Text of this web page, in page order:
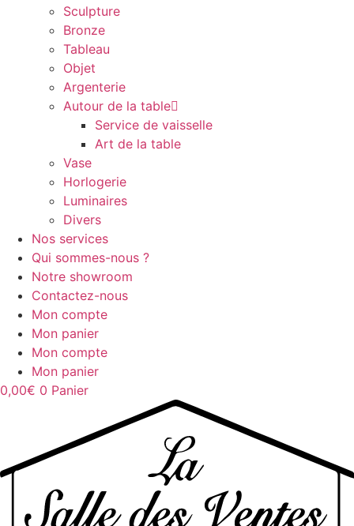
Sculpture
Bronze
Tableau
Objet
Argenterie
Autour de la table
Service de vaisselle
Art de la table
Vase
Horlogerie
Luminaires
Divers
Nos services
Qui sommes-nous ?
Notre showroom
Contactez-nous
Mon compte
Mon panier
Mon compte
Mon panier
0,00€ 0 Panier